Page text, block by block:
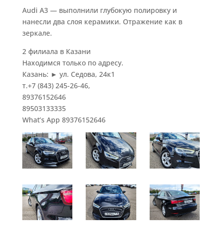
Audi A3 — выполнили глубокую полировку и
нанесли два слоя керамики. Отражение как в
зеркале.
2 филиала в Казани
Находимся только по адресу.
Казань: ► ул. Седова, 24к1
т.+7 (843) 245-26-46,
89376152646
89503133335
What’s App 89376152646